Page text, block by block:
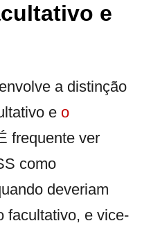
e
a distinção
e o
frequente ver
como
deveriam
facultativo, e vice-